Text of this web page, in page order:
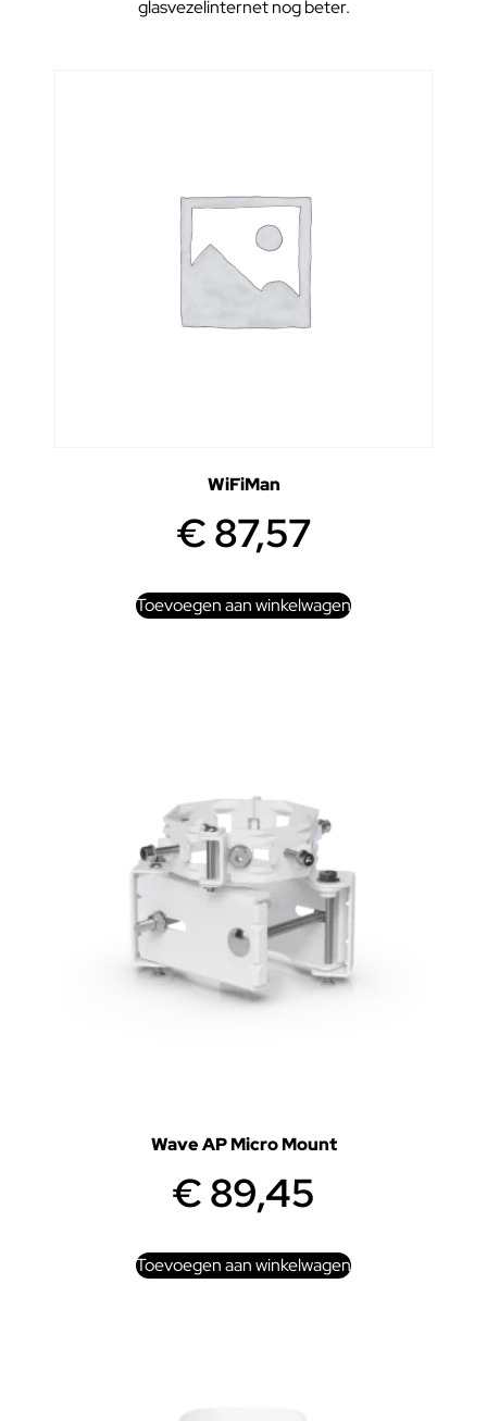
glasvezelinternet nog beter.
WiFiMan
€87,57
Toevoegen aan winkelwagen
Wave AP Micro Mount
€89,45
Toevoegen aan winkelwagen